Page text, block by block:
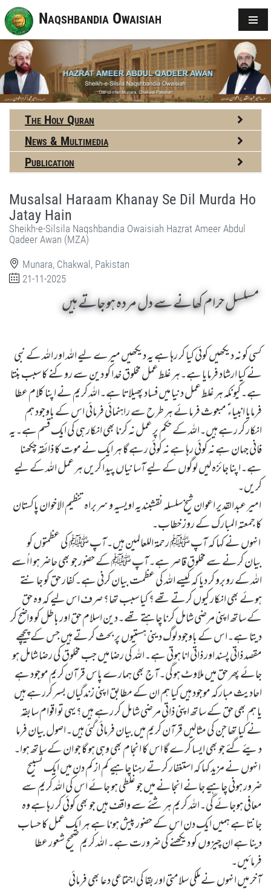
Naqshbandia Owaisiah
The Holy Quran
News & Multimedia
Publication
Musalsal Haraam Khanay Se Dil Murda Ho
Jatay Hain
Sheikh-e-Silsila Naqshbandia Owaisiah Hazrat Ameer Abdul
Qadeer Awan (MZA)
Munara, Chakwal, Pakistan
21-11-2025
مسلسل حرام کھانے سے دل مردہ ہو جاتے ہیں
کسی کو نہ دیکھیں کوئی کیا کر رہا ہے یہ دیکھیں میرے لیے اللہ اور اللہ کے نبی
نے کیا ارشاد فرمایا ہے۔ہر غلط عمل مخلوق خدا کو دین سے روکنے کا سبب بنتا
ہے۔کیونکہ ہر غلط عمل دنیا میں فساد پھیلاتا ہے۔اللہ کریم نے اپنا کلام عطا
فرمایا انبیاء ؑ مبعوث فرمائے ہر طرح سے راہنمائی فرمائی اس کے باوجود ہم
انکار کر رہے ہیں۔اللہ کے حکم پر عمل نہ کرنا بھی انکار ہی کی ایک قسم ہے۔یہ
فانی جہان ہے نہ کوئی رہا ہے نہ کوئی رہے گا ہر ایک نے موت کا ذائقہ چکھنا
ہے۔اپنا جائزہ لیں لوگوں کے لیے آسانیاں پیدا کریں ہر عمل اللہ کے لیے
کریں۔
امیر عبدالقدیر اعوان شیخ سلسلہ نقشبندیہ اویسیہ و سربراہ تنظیم الاخوان پاکستان
کا جمعتہ المبارک کے روز خطاب۔
انہوں نے کہا کہ آپ ﷺ رحمۃ اللعالمین ہیں۔آپ ﷺ کی عظمتوں کو
بیان کرنے سے مخلوق قاصر ہے۔آپ ﷺ کے حضور جو بھی حاضر ہو ا اُسے
اللہ کے روبرو کر دیا کہ کیسے اللہ کی عظمت بیان کرنی ہے۔کفار حق کو جانتے
ہوئے بھی انکار کیوں کرتے تھے؟ کیا سبب تھا؟ صرف اس لیے کہ وہ حق
کے ساتھ اپنی مرضی شامل کرنا چاہتے تھے۔دین اسلام حق اور باطل کو واضح کر
دیتا ہے۔اس کے باوجود لوگ دینی ہستیوں پر بحث کرتے ہیں جس کے پیچھے
مقصد ذاتی پسند اور ذاتی انا ہوتی ہے۔اللہ کی رضا میں جب مخلوق کی رضا شامل ہو
جائے پھر حق میں ملاوٹ ہوگی۔آج بھی ہمارے پاس قرآن کریم موجود ہے
احادیث مبارکہ موجود ہیں کیا ہم ان کے مطابق اپنی زندگیاں بسر کررہے ہیں
یا ہم بھی حق کے ساتھ اپنی ذاتی مرضی شامل کر رہے ہیں؟یہی تو اقوام سابقہ
نے کیا تھا جن کی مثالیں قرآن کریم میں بیان فرمائی گئی ہیں۔اصول بیان فرما
دیئے گئے جو بھی ایسا کرے گا اس کا انجام بھی وہی ہو گا جو ان کے ساتھ ہوا۔
انہوں نے مزید کہا کہ استغفار کرتے رہنا چاہیے کم از کم دن میں ایک تسبیح
ضرور ہونی چاہیے جانے انجانے میں جو غلطی ہو جائے اس کی اللہ کریم سے
معافی ہوجائے گی۔اللہ کریم ہر شئے سے واقف ہیں جو بھی کوئی کر رہا ہے وہ
جانتا ہے ہمیں ایک دن اس کے حضور پیش ہونا ہے ہر ایک عمل کا حساب
دینا ہے ان چیزوں کو دیکھنے کی ضرورت ہے۔ اللہ کریم صحیح شعور عطا
فرمائیں۔
آخر میں انہوں نے ملکی سلامتی اور بقا کی اجتماعی دعا بھی فرمائی